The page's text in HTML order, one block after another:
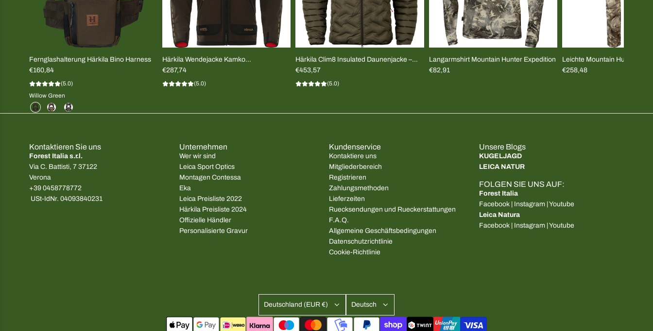
Fernglashalterung Härkila Bino Harness
€160,84
(5.0)
Willow Green
Härkila Wendejacke Kamko
Dunkelbraun/Rot HERREN
€287,74
(5.0)
Härkila Clim8 Insulated Daunenjacke –
UNISEX
€453,57
(5.0)
Langarmshirt Mountain Hunter Expedition
€82,91
Leichte Mountain Hunter
€258,48
Kontaktieren Sie uns
Forest Italia s.r.l.
Via C. Battisti, 7 37122
Verona
+39 0458778772
USt-IdNr. 04093840231
Unternehmen
Wer wir sind
Leica Sport Optics
Montagen Contessa
Eka
Leica Preisliste 2022
Härkila Preisliste 2024
Offizielle Händler
Personalisierte Gravur
Kundenservice
Kontaktiere uns
Mitgliederbereich
Registrieren
Zahlungsmethoden
Lieferzeiten
Ruecksendungen und Rueckerstattungen
F.A.Q.
Allgemeine Geschäftsbedingungen
Datenschutzrichtlinie
Cookie-Richtlinie
Unsere Blogs
KUGELJAGD
LEICA NATUR
FOLGEN SIE UNS AUF:
Forest Italia
Facebook| Instagram|Youtube
Leica Natura
Facebook| Instagram|Youtube
Deutschland (EUR €) Deutsch